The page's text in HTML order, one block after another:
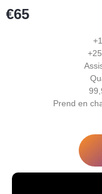
€65
Prend en